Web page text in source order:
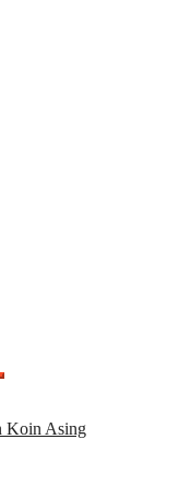
Koin Asing